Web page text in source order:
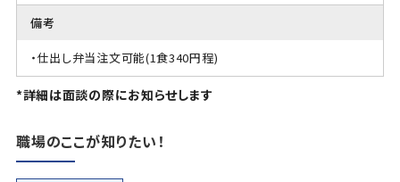
備考
・仕出し弁当注文可能(1食340円程)
*詳細は面談の際にお知らせします
職場のここが知りたい！